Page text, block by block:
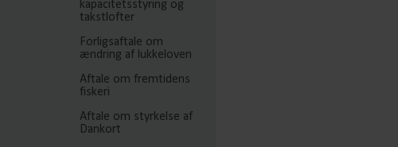
kapacitetsstyring og
takstlofter
Forligsaftale om
ændring af lukkeloven
Aftale om fremtidens
fiskeri
Aftale om styrkelse af
Dankort